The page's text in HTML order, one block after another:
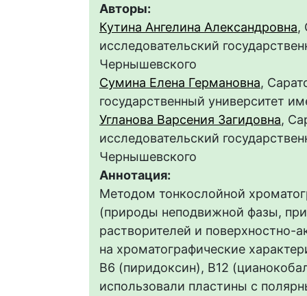
Авторы:
Кутина Ангелина Александровна,
исследовательский
Чернышевского
Сумина Елена Германовна,
государственный университет
Угланова Варсения Загидовна,
исследовательский
Чернышевского
Аннотация:
Методом тонкослойной
(природы неподвижной фазы,
растворителей и поверхностно-
на хроматографические
В6 (пиридоксин), В12
использовали пластины с